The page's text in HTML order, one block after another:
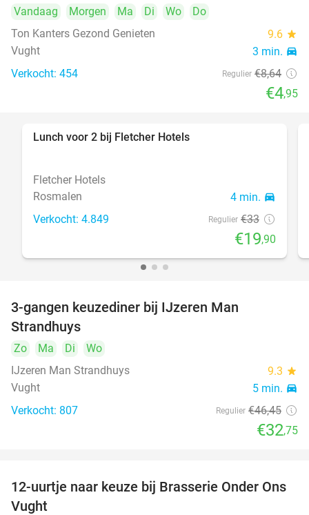
Vandaag Morgen Ma Di Wo
Do
Ton Kanters Gezond Genieten
9.6 star
Vught 3 min. directions_car
Verkocht: 454 Regulier €8,64
€4,95
Lunch voor 2 bij Fletcher Hotels
Fletcher Hotels
Rosmalen
4 min. directions_car
Verkocht: 4.849 Regulier €33
€19,90
3-gangen keuzediner bij IJzeren Man
Strandhuys
Zo Ma Di
Wo
IJzeren Man Strandhuys
9.3 star
Vught 5 min. directions_car
Verkocht: 807 Regulier €46,45
€32,75
31%
12-uurtje naar keuze bij Brasserie Onder Ons
Vught